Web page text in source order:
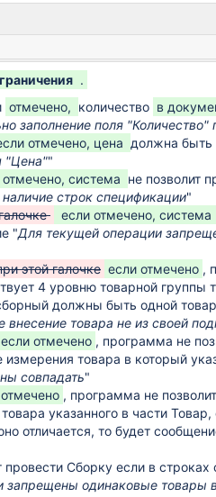
.
отмечено, количество в
заполнение поля
отмечено, цена должна быть
"Цена""
отмечено, система не позволит
строк спецификации"
если отмечено, система
"Для текущей операции
этой галочке если отмечено ,
4 уровню товарной группы
должны быть одной
товара не из своей
если отмечено , программа не
товара в который
совпадать"
, программа не
указанного в части Товар,
отличается, то будет
провести Сборку если в
запрещены одинаковые товары